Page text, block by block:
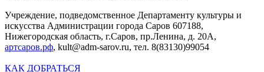
Учреждение, подведомственное Департаменту культуры и
искусства Администрации города Саров 607188,
Нижегородская область, г.Саров, пр.Ленина, д. 20А,
артсаров.рф, kult@adm-sarov.ru, тел. 8(83130)99054
КАК ДОБРАТЬСЯ